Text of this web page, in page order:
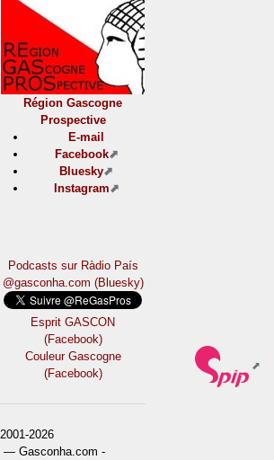
Région Gascogne
Prospective
E-mail
Facebook
Bluesky
Instagram
Podcasts sur Ràdio País
@gasconha.com (Bluesky)
Esprit GASCON
(Facebook)
Couleur Gascogne
(Facebook)
2001-2026
— Gasconha.com -